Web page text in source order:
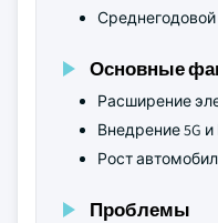
Среднегодовой
Основные
Расширение
Внедрение 5G
Рост
Проблемы